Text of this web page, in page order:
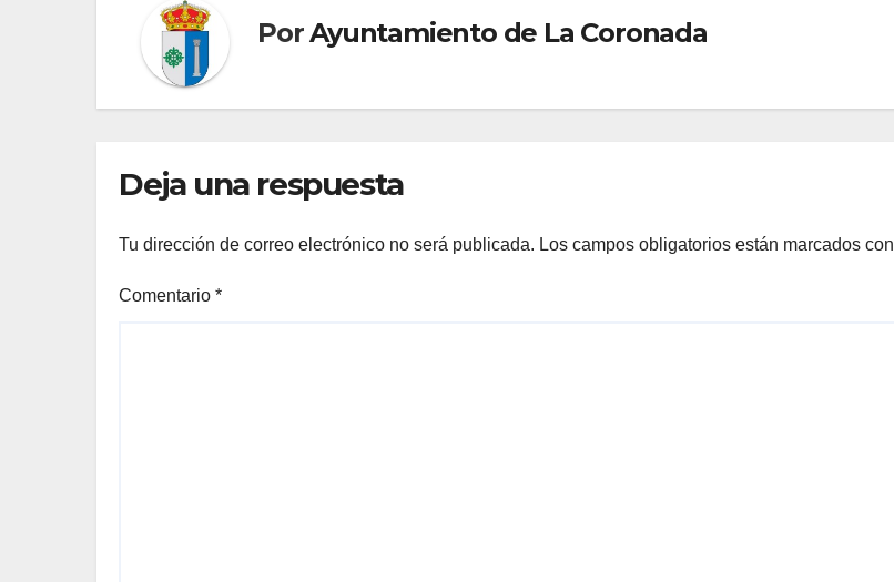
PorAyuntamiento de La Coronada
Deja una respuesta
Tu dirección de correo electrónico no será publicada. Los campos obligatorios están marcados con
Comentario *